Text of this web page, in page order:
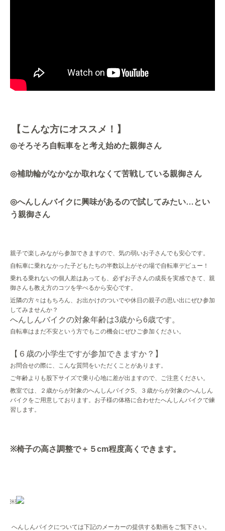
【こんな方にオススメ！】
◎そろそろ自転車をと考え始めた親御さん
◎補助輪がなかなか取れなくて苦戦している親御さん
◎へんしんバイクに興味があるので試してみたい…とい
う親御さん
親子で楽しみながら参加できますので、気の弱いお子さんでも安心です。
自転車に乗れなかった子どもたちの半数以上がその場で自転車デビュー！
乗れる乗れないの個人差はあっても、必ずお子さんの成長を実感できて、親
御さんも教え方のコツを学べるから安心です。
近隣の方々はもちろん、お出かけのついでや休日の親子の思い出にぜひ参加
してみませんか？
へんしんバイクの対象年齢は3歳から6歳です。
自転車はまだ不安という方でもこの機会にぜひご参加ください。
【６歳の小学生ですが参加できますか？】
お問合せの際に、こんな質問をいただくことがあります。
ご年齢よりも股下サイズで乗り心地に差が出ますので、ご注意ください。
教室では、２歳からが対象のへんしんバイクS 、３歳からが対象のへんしん
バイクをご用意しております。お子様の体格に合わせたへんしんバイクで練
習します。
※椅子の高さ調整で＋５cm程度高くできます。
￼
へんしんバイクについては下記のメーカーの提供する動画をご覧下さい。